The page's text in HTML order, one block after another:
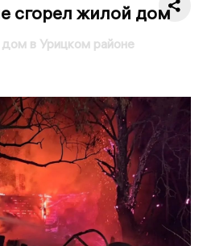
сгорел жилой дом
в Урицком районе